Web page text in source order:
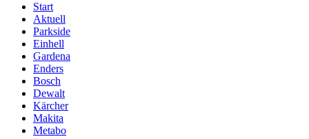
Start
Aktuell
Parkside
Einhell
Gardena
Enders
Bosch
Dewalt
Kärcher
Makita
Metabo